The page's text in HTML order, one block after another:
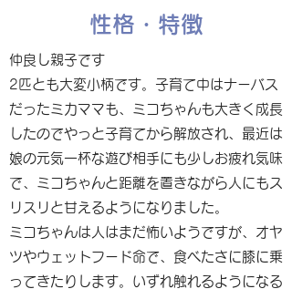
性格・特徴
仲良し親子です
2匹とも大変小柄です。子育て中はナーバス
だったミカママも、ミコちゃんも大きく成長
したのでやっと子育てから解放され、最近は
娘の元気一杯な遊び相手にも少しお疲れ気味
で、ミコちゃんと距離を置きながら人にもス
リスリと甘えるようになりました。
ミコちゃんは人はまだ怖いようですが、オヤ
ツやウェットフード命で、食べたさに膝に乗
ってきたりします。いずれ触れるようになる